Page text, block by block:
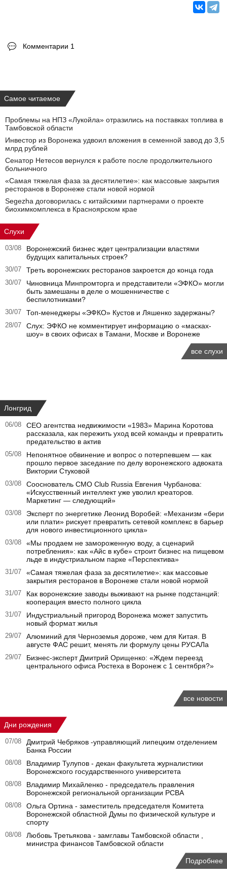
Комментарии 1
Самое читаемое
Проблемы на НПЗ «Лукойла» отразились на поставках топлива в
Тамбовской области
Инвестор из Воронежа удвоил вложения в семенной завод до 3,5
млрд рублей
Сенатор Нетесов вернулся к работе после продолжительного
больничного
«Самая тяжелая фаза за десятилетие»: как массовые закрытия
ресторанов в Воронеже стали новой нормой
Segezha договорилась с китайскими партнерами о проекте
биохимкомплекса в Красноярском крае
Слухи
03/08
Воронежский бизнес ждет централизации властями
будущих капитальных строек?
30/07 Треть воронежских ресторанов закроется до конца года
30/07
Чиновница Минпромторга и представители «ЭФКО» могли
быть замешаны в деле о мошенничестве с
беспилотниками?
30/07 Топ-менеджеры «ЭФКО» Кустов и Ляшенко задержаны?
28/07
Слух: ЭФКО не комментирует информацию о «масках-
шоу» в своих офисах в Тамани, Москве и Воронеже
все слухи
Лонгрид
06/08
CEO агентства недвижимости «1983» Марина Коротова
рассказала, как пережить уход всей команды и превратить
предательство в актив
05/08
Непонятное обвинение и вопрос о потерпевшем — как
прошло первое заседание по делу воронежского адвоката
Виктории Стуковой
03/08
Сооснователь CMO Club Russia Евгения Чурбанова:
«Искусственный интеллект уже уволил креаторов.
Маркетинг — следующий»
03/08
Эксперт по энергетике Леонид Воробей: «Механизм «бери
или плати» рискует превратить сетевой комплекс в барьер
для нового инвестиционного цикла»
03/08
«Мы продаем не замороженную воду, а сценарий
потребления»: как «Айс в кубе» строит бизнес на пищевом
льде в индустриальном парке «Перспектива»
31/07
«Самая тяжелая фаза за десятилетие»: как массовые
закрытия ресторанов в Воронеже стали новой нормой
31/07
Как воронежские заводы выживают на рынке подстанций:
кооперация вместо полного цикла
31/07
Индустриальный пригород Воронежа может запустить
новый формат жилья
29/07
Алюминий для Черноземья дороже, чем для Китая. В
августе ФАС решит, менять ли формулу цены РУСАЛа
29/07
Бизнес-эксперт Дмитрий Орищенко: «Ждем переезд
центрального офиса Ростеха в Воронеж с 1 сентября?»
все новости
Дни рождения
07/08
Дмитрий Чебряков -управляющий липецким отделением
Банка России
08/08
Владимир Тулупов - декан факультета журналистики
Воронежского государственного университета
08/08
Владимир Михайленко - председатель правления
Воронежской региональной организации РСВА
08/08
Ольга Ортина - заместитель председателя Комитета
Воронежской областной Думы по физической культуре и
спорту
08/08
Любовь Третьякова - замглавы Тамбовской области ,
министра финансов Тамбовской области
Подробнее